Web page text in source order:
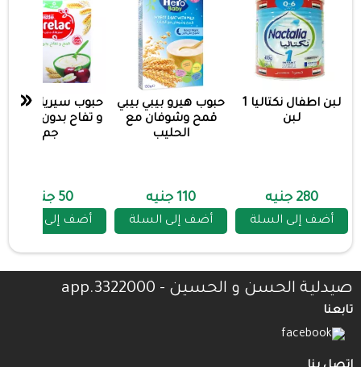
لبن اطفال نكتاليا 1
لبن
280 جنيه
أضف إلى السلة
حبوب هيرو بيبي بيبي
قمح وشوفان مع
الحليب
110 جنيه
أضف إلى السلة
حبوب سيريلاك
جم
50 جنيه
أضف إلى السلة
«
صيدلية الحسن و الحسين - 3322000.app
تابعنا